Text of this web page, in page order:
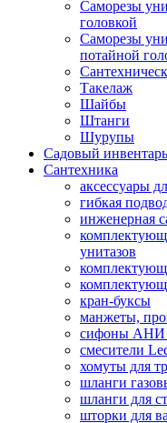
Саморезы
головкой
Саморезы
потайной
Такелаж
Шайбы
Штанги
Шурупы
Садовый инвентарь
Сантехника
аксессуары
гибкая
инженерная
унитазов
кран-буксы
манжеты,
сифоны АНИ
смесители
хомуты для
шланги
шланги для
шторки для